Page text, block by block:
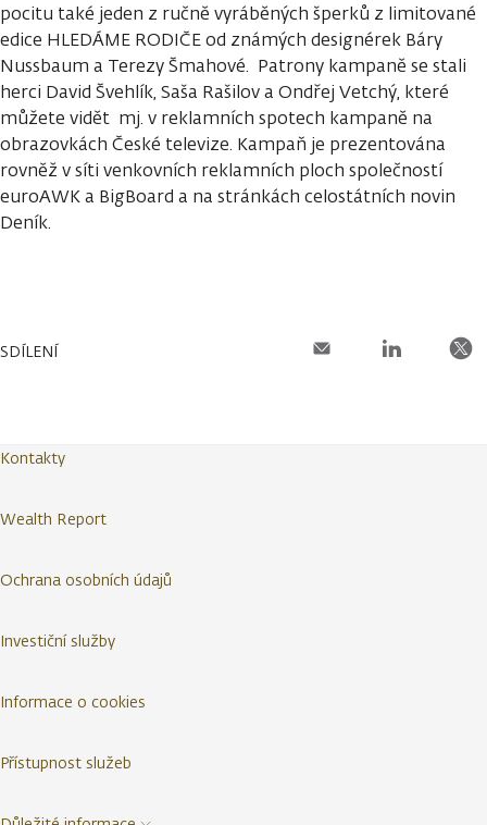
pocitu také jeden z ručně vyráběných šperků z limitované
edice HLEDÁME RODIČE od známých designérek Báry
Nussbaum a Terezy Šmahové. Patrony kampaně se stali
herci David Švehlík, Saša Rašilov a Ondřej Vetchý, které
můžete vidět mj. v reklamních spotech kampaně na
obrazovkách České televize. Kampaň je prezentována
rovněž v síti venkovních reklamních ploch společností
euroAWK a BigBoard a na stránkách celostátních novin
Deník.
SDÍLENÍ
Kontakty
Wealth Report
Ochrana osobních údajů
Investiční služby
Informace o cookies
Přístupnost služeb